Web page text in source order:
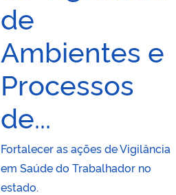
de
Ambientes e
Processos
de...
Fortalecer as ações de Vigilância
em Saúde do Trabalhador no
estado.